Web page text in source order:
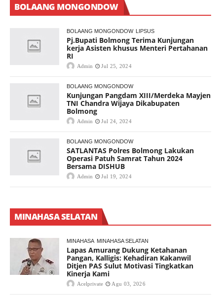
BOLAANG MONGONDOW
BOLAANG MONGONDOW LIPSUS
Pj.Bupati Bolmong Terima Kunjungan
kerja Asisten khusus Menteri Pertahanan
RI
Admin Jul 25, 2024
BOLAANG MONGONDOW
Kunjungan Pangdam XIII/Merdeka Mayjen
TNI Chandra Wijaya Dikabupaten
Bolmong
Admin Jul 24, 2024
BOLAANG MONGONDOW
SATLANTAS Polres Bolmong Lakukan
Operasi Patuh Samrat Tahun 2024
Bersama DISHUB
Admin Jul 19, 2024
MINAHASA SELATAN
MINAHASA MINAHASA SELATAN
Lapas Amurang Dukung Ketahanan
Pangan, Kalligis: Kehadiran Kakanwil
Ditjen PAS Sulut Motivasi Tingkatkan
Kinerja Kami
Acelprivate Agu 03, 2026